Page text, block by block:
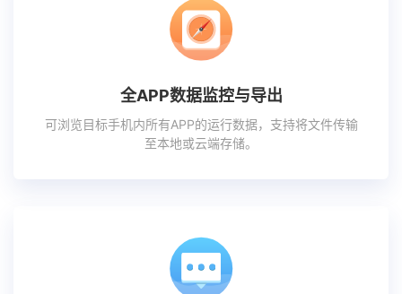
全APP数据监控与导出
可浏览目标手机内所有APP的运行数据，支持将文件传输
至本地或云端存储。